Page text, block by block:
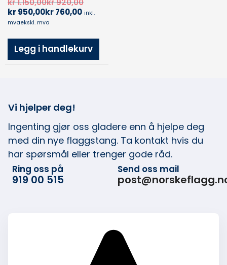
kr1.150,00kr920,00
kr950,00kr760,00 inkl.
mvaekskl. mva
Legg i handlekurv
Vi hjelper deg!
Ingenting gjør oss gladere enn å hjelpe deg
med din nye flaggstang. Ta kontakt hvis du
har spørsmål eller trenger gode råd.
Ring oss på
919 00 515
Send oss mail